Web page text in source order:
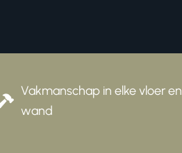
Vakmanschap in elke vloer en
wand